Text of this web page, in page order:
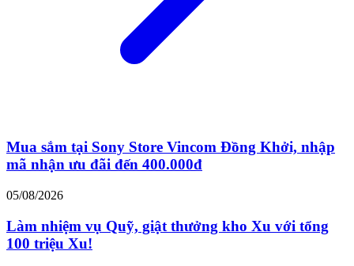
Mua sắm tại Sony Store Vincom Đồng Khởi, nhập
mã nhận ưu đãi đến 400.000đ
05/08/2026
Làm nhiệm vụ Quỹ, giật thưởng kho Xu với tổng
100 triệu Xu!